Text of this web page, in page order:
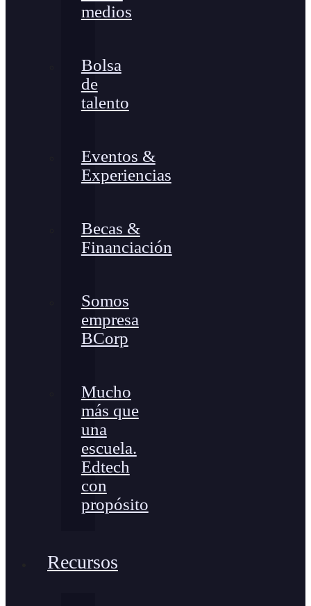
medios
Bolsa
de
talento
Eventos &
Experiencias
Becas &
Financiación
Somos
empresa
BCorp
Mucho
más que
una
escuela.
Edtech
con
propósito
Recursos